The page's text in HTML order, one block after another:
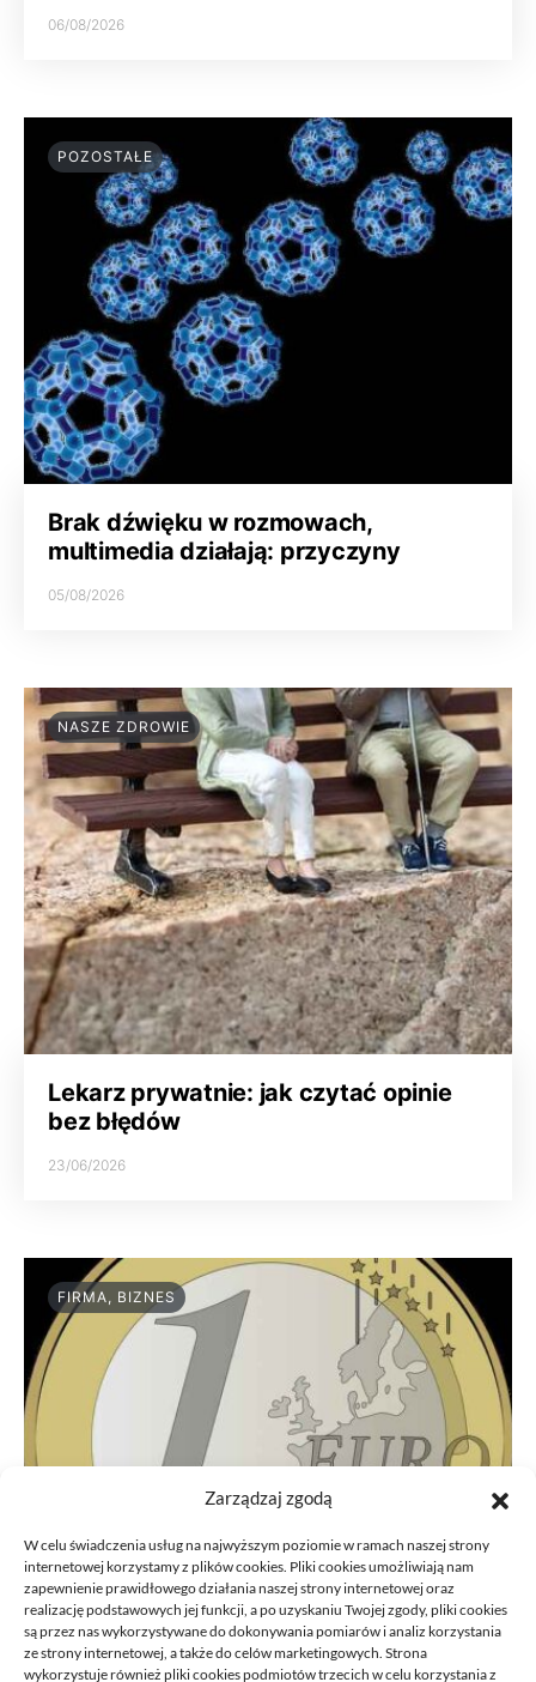
Zarządzaj zgodą
W celu świadczenia usług na najwyższym poziomie w ramach naszej strony
internetowej korzystamy z plików cookies. Pliki cookies umożliwiają nam
zapewnienie prawidłowego działania naszej strony internetowej oraz
realizację podstawowych jej funkcji, a po uzyskaniu Twojej zgody, pliki cookies
są przez nas wykorzystywane do dokonywania pomiarów i analiz korzystania
ze strony internetowej, a także do celów marketingowych. Strona
wykorzystuje również pliki cookies podmiotów trzecich w celu korzystania z
06/08/2026
POZOSTAŁE
Brak dźwięku w rozmowach,
multimedia działają: przyczyny
05/08/2026
NASZE ZDROWIE
Lekarz prywatnie: jak czytać opinie
bez błędów
23/06/2026
FIRMA, BIZNES
Przeniesienie księgowości JDG do